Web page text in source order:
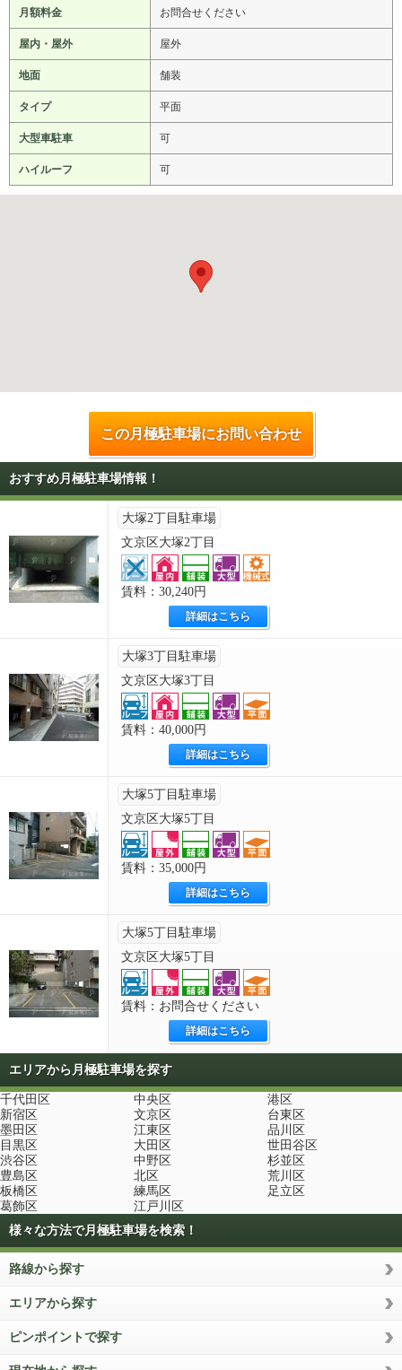
月額料金 お問合せください
屋内・屋外 屋外
地面 舗装
タイプ 平面
大型車駐車 可
ハイルーフ 可
この月極駐車場にお問い合わせ
おすすめ月極駐車場情報！
大塚2丁目駐車場
文京区大塚2丁目
賃料：30,240円
詳細はこちら
大塚3丁目駐車場
文京区大塚3丁目
賃料：40,000円
詳細はこちら
大塚5丁目駐車場
文京区大塚5丁目
賃料：35,000円
詳細はこちら
大塚5丁目駐車場
文京区大塚5丁目
賃料：お問合せください
詳細はこちら
エリアから月極駐車場を探す
千代田区 中央区
港区
新宿区
文京区
台東区
墨田区
江東区
品川区
目黒区
大田区
世田谷区
渋谷区
中野区
杉並区
豊島区
北区
荒川区
板橋区
練馬区
足立区
葛飾区
江戸川区
様々な方法で月極駐車場を検索！
路線から探す
エリアから探す
ピンポイントで探す